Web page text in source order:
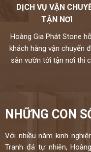
DỊCH VỤ VẬN
TẬN NƠI
Hoàng Gia Phát Stone
khách hàng vận chuyển
sân vườn tới tận nơi thi
NHỮNG CON
Với nhiều năm kinh
Tranh đá tự nhiên,